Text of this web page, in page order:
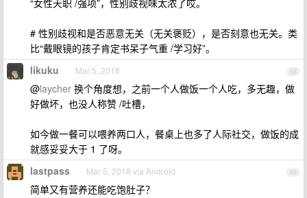
“女性天职 /强项”，性别歧视味太浓了哎。
# 性别歧视和是否恶意无关（无关褒贬），是否刻意也无关。类
比“戴眼镜的孩子肯定书呆子气重 /学习好”。
68
likuku Mar 5, 2018
@laycher 换个角度想，之前一个人做饭一个人吃，多无趣，做
好做坏，也没人称赞 /吐槽，
如今做一餐可以喂养两口人，餐桌上也多了人际社交，做饭的成
就感妥妥大于 1 了呀。
69
lastpass Mar 5, 2018 via Android
简单又有营养还能吃饱肚子？